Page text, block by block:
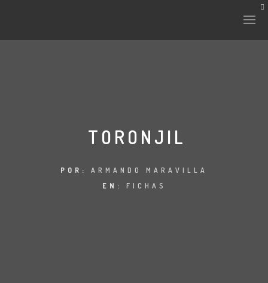
TORONJIL
POR: ARMANDO MARAVILLA
EN: FICHAS